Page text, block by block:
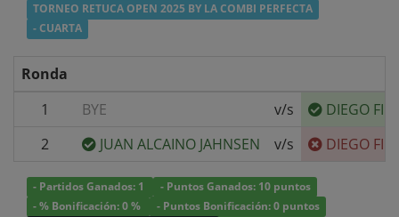
TORNEO RETUCA OPEN 2025 BY LA COMBI PERFECTA
- CUARTA
Ronda
1
BYE v/s
DIEGO
2
JUAN ALCAINO JAHNSEN v/s DIEGO
- Partidos Ganados: 1
- Puntos Ganados: 10 puntos
- % Bonificación: 0 %
- Puntos Bonificación: 0 puntos